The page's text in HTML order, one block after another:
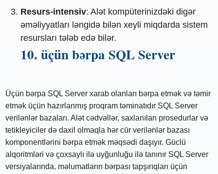
Resurs-intensiv: Alət kompüterinizdəki digər
əməliyyatları ləngidə bilən xeyli miqdarda sistem
resursları tələb edə bilər.
10. üçün bərpa SQL Server
Üçün bərpa SQL Server xarab olanları bərpa etmək və təmir
etmək üçün hazırlanmış proqram təminatıdır SQL Server
verilənlər bazaları. Alət cədvəllər, saxlanılan prosedurlar və
tetikleyiciler də daxil olmaqla hər cür verilənlər bazası
komponentlərini bərpa etmək məqsədi daşıyır. Güclü
alqoritmləri və çoxsaylı ilə uyğunluğu ilə tanınır SQL Server
versiyalarında, məlumatların bərpası tapşırıqları üçün